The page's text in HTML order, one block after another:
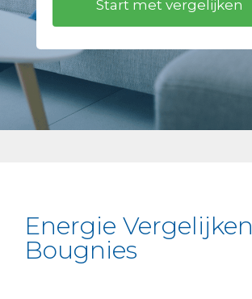
Energie Vergelijken
Bougnies